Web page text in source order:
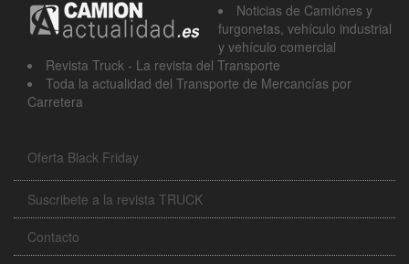
Noticias de Camiónes y
furgonetas, vehículo industrial
y vehículo comercial
Revista Truck - La revista del Transporte
Toda la actualidad del Transporte de Mercancías por
Carretera
Oferta Black Friday
Suscribete a la revista TRUCK
Contacto